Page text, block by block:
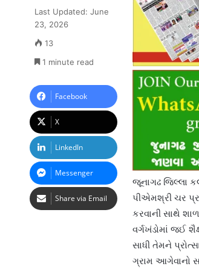
જૂનાગઢ જિલ્લા
પીએમશ્રી ચર
કરવાની સાથે
વર્ગખંડોમાં જઈ
સાધી તેમને
ગ્રામ આગેવાનો
Last Updated: June
23, 2026
13
1 minute read
Facebook
X
LinkedIn
Messenger
Share via Email